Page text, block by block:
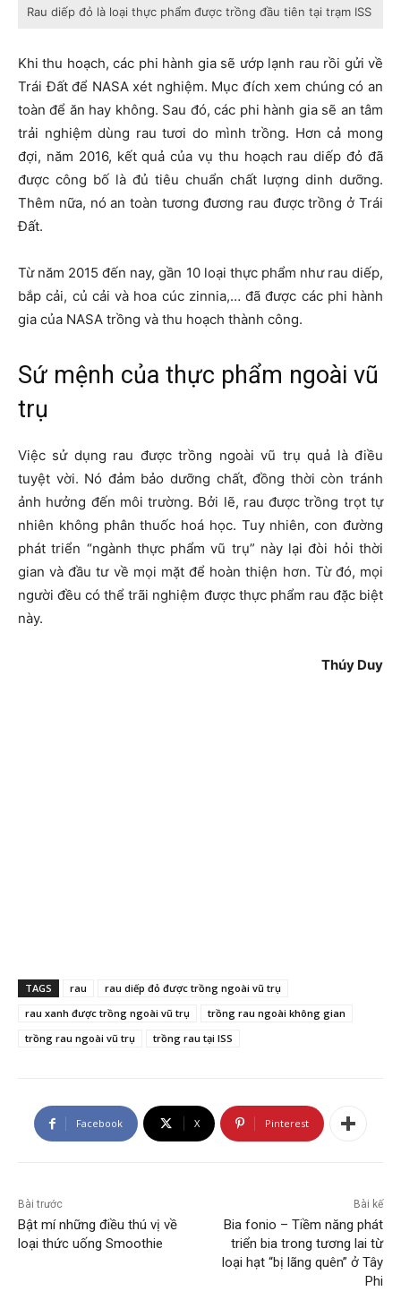
Rau diếp đỏ là loại thực phẩm được trồng đầu tiên tại trạm ISS
Khi thu hoạch, các phi hành gia sẽ ướp lạnh rau rồi gửi về
Trái Đất để NASA xét nghiệm. Mục đích xem chúng có an
toàn để ăn hay không. Sau đó, các phi hành gia sẽ an tâm
trải nghiệm dùng rau tươi do mình trồng. Hơn cả mong
đợi, năm 2016, kết quả của vụ thu hoạch rau diếp đỏ đã
được công bố là đủ tiêu chuẩn chất lượng dinh dưỡng.
Thêm nữa, nó an toàn tương đương rau được trồng ở Trái
Đất.
Từ năm 2015 đến nay, gần 10 loại thực phẩm như rau diếp,
bắp cải, củ cải và hoa cúc zinnia,… đã được các phi hành
gia của NASA trồng và thu hoạch thành công.
Sứ mệnh của thực phẩm ngoài vũ
trụ
Việc sử dụng rau được trồng ngoài vũ trụ quả là điều
tuyệt vời. Nó đảm bảo dưỡng chất, đồng thời còn tránh
ảnh hưởng đến môi trường. Bởi lẽ, rau được trồng trọt tự
nhiên không phân thuốc hoá học. Tuy nhiên, con đường
phát triển “ngành thực phẩm vũ trụ” này lại đòi hỏi thời
gian và đầu tư về mọi mặt để hoàn thiện hơn. Từ đó, mọi
người đều có thể trãi nghiệm được thực phẩm rau đặc biệt
này.
Thúy Duy
TAGS rau
rau diếp đỏ được trồng ngoài vũ trụ
rau xanh được trồng ngoài vũ trụ
trồng rau ngoài không gian
trồng rau ngoài vũ trụ
trồng rau tại ISS
Facebook X Pinterest
Bài trước
Bật mí những điều thú vị về
loại thức uống Smoothie
Bài kế
Bia fonio – Tiềm năng phát
triển bia trong tương lai từ
loại hạt “bị lãng quên” ở Tây
Phi